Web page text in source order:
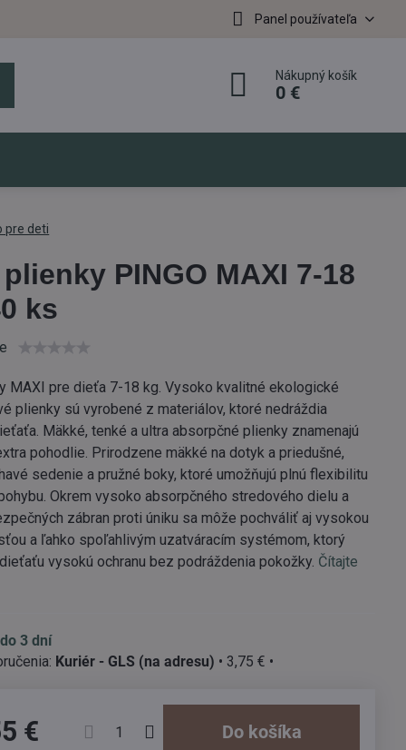
Panel používateľa
Nákupný košík
0 €
pre deti
PINGO MAXI 7-18
ks
MAXI pre dieťa 7-18 kg. Vysoko kvalitné ekologické
plienky sú vyrobené z materiálov, ktoré nedráždia
Mäkké, tenké a ultra absorpčné plienky znamenajú
pohodlie. Prirodzene mäkké na dotyk a priedušné,
sedenie a pružné boky, ktoré umožňujú plnú flexibilitu
Okrem vysoko absorpčného stredového dielu a
zábran proti úniku sa môže pochváliť aj vysokou
a ľahko spoľahlivým uzatváracím systémom, ktorý
vysokú ochranu bez podráždenia pokožky. Čítajte
3 dní
Kuriér - GLS (na adresu) •3,75 € •
€ Do košíka